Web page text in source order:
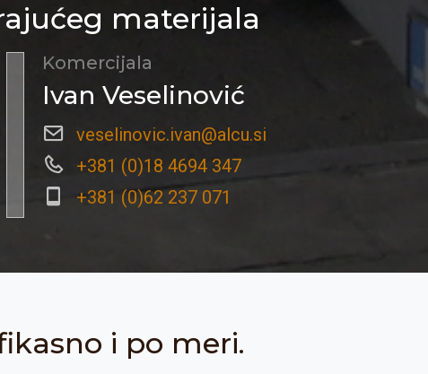
materijala
Komercijala
Ivan Veselinović
veselinovic.ivan@alcu.si
+381 (0)18 4694 347
+381 (0)62 237 071
i po meri.